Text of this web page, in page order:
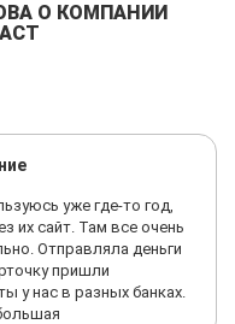
О КОМПАНИИ
уже где-то год,
их сайт. Там все очень
Отправляла деньги
пришли
у нас в разных банках.